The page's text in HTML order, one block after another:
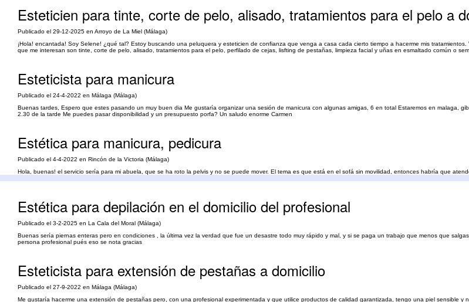
Esteticien para tinte, corte de pelo, alisado, tratamientos para el pelo a
Publicado el 29-12-2025 en Arroyo de La Miel (Málaga)
¡Hola! encantada! Soy Selene! ¿qué tal? Estoy buscando una peluquera y esteticien de confianza que venga a casa cada cierto tiempo a hacerme mis
que me interesan son tinte, corte de pelo, alisado, tratamientos para el pelo, perfilado de cejas, lisfting de pestañas, limpieza facial y uñas en esmaltado común o
Esteticista para manicura
Publicado el 24-4-2022 en Málaga (Málaga)
Buenas tardes, Espero que estes pasando un muy buen dia Me gustaría organizar una sesión de manicura con algunas amigas, 6 en total Estaremos en malaga,
2.30 de la tarde Me puedes pasar disponibilidad y un presupuesto porfa? Un saludo enorme Carmen
Estética para manicura, pedicura
Publicado el 4-4-2022 en Rincón de la Victoria (Málaga)
Hola, buenas! el servicio sería para mi abuela, que se ha roto la pelvis y no se puede mover. El tema es que está en el sofá sin movilidad, entonces habría que
Estética para depilación en el domicilio del profesional
Publicado el 3-2-2025 en La Cala del Moral (Málaga)
Buenas sería piernas enteras pero en condiciones , la última vez la verdad que fue un desastre todo muy rápido y mal, y si se paga un trabajo que menos que
persona profesional pués eso se nota gracias
Esteticista para extensión de pestañas a domicilio
Publicado el 27-9-2022 en Málaga (Málaga)
Me gustaría hacerme una extensión de pestañas pero, con una profesional experimentada y que utilice productos de calidad garantizada, tengo una piel sensible y